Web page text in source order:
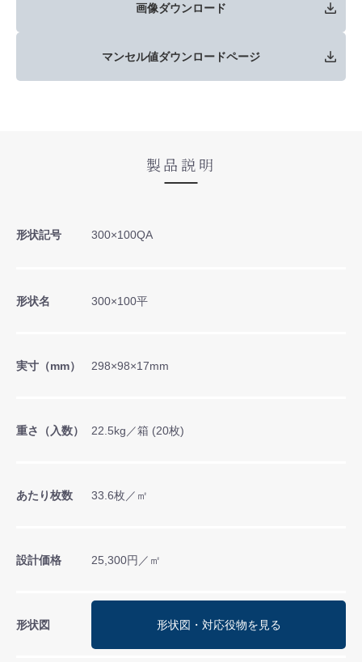
画像ダウンロード
マンセル値ダウンロードページ
製品説明
形状記号 300×100QA
形状名 300×100平
実寸（mm） 298×98×17mm
重さ（入数） 22.5kg／箱 (20枚)
あたり枚数 33.6枚／㎡
設計価格 25,300円／㎡
形状図 形状図・対応役物を見る